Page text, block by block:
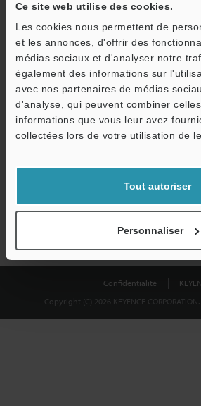
Ce site web utilise des cookies.
Les cookies nous permettent de
et les annonces, d'offrir des
médias sociaux et d'analyser notre
également des informations sur
avec nos partenaires de médias
d'analyse, qui peuvent combiner
informations que vous leur avez
collectées lors de votre utilisation de
Tout autoriser
Personnaliser
Adresse e-mail(obligatoire)
Télécharger
Confidentialité
Copyright (C) 2026 KEYENCE